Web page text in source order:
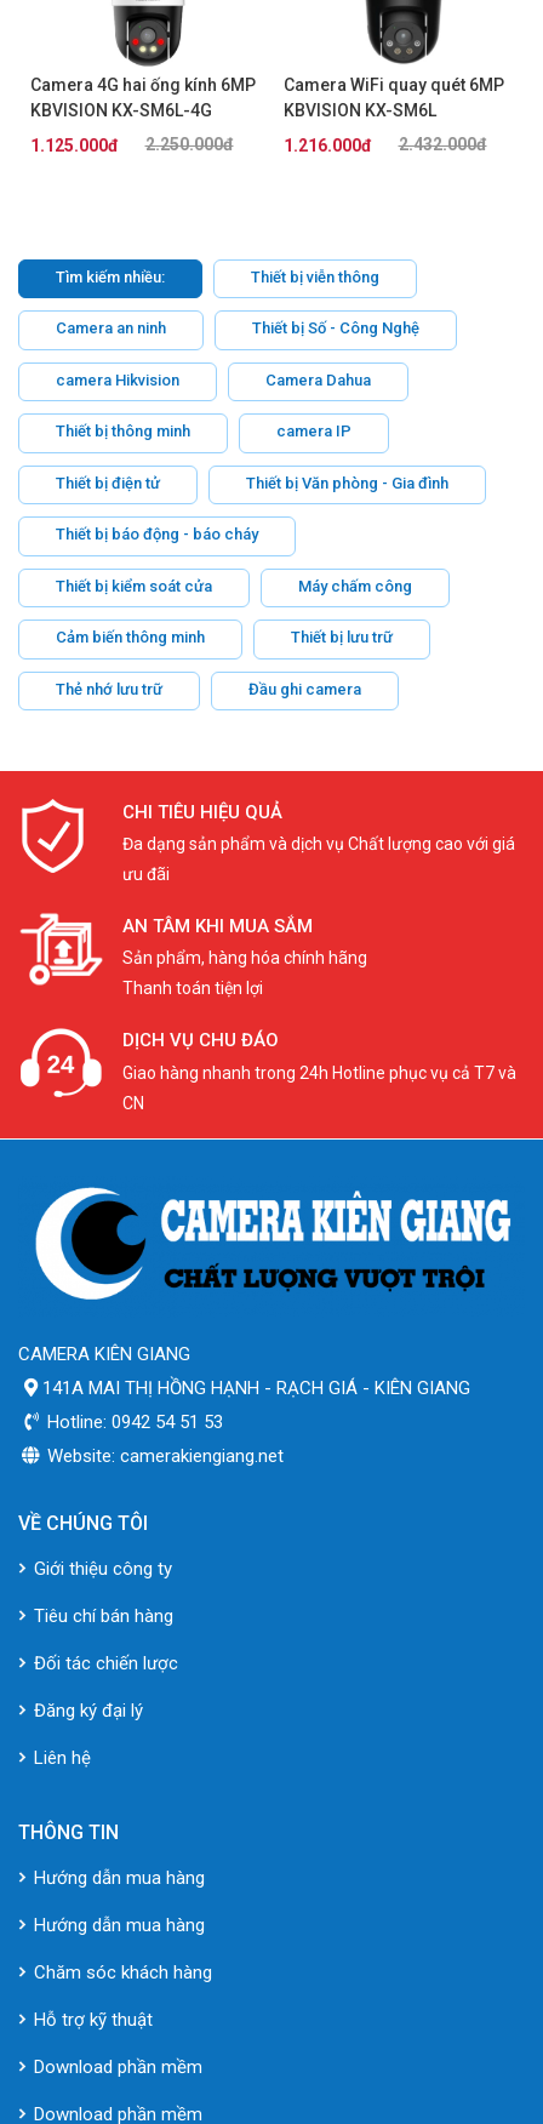
Camera 4G hai ống kính 6MP
KBVISION KX-SM6L-4G
2.250.000đ
1.125.000đ
Camera WiFi quay quét 6MP
KBVISION KX-SM6L
2.432.000đ
1.216.000đ
Tìm kiếm nhiều: Thiết bị viễn thông
Camera an ninh Thiết bị Số - Công Nghệ
camera Hikvision Camera Dahua
Thiết bị thông minh camera IP
Thiết bị điện tử Thiết bị Văn phòng - Gia đình
Thiết bị báo động - báo cháy
Thiết bị kiểm soát cửa Máy chấm công
Cảm biến thông minh Thiết bị lưu trữ
Thẻ nhớ lưu trữ Đầu ghi camera
CHI TIÊU HIỆU QUẢ
Đa dạng sản phẩm và dịch vụ Chất lượng cao với giá
ưu đãi
AN TÂM KHI MUA SẮM
Sản phẩm, hàng hóa chính hãng
Thanh toán tiện lợi
DỊCH VỤ CHU ĐÁO
Giao hàng nhanh trong 24h Hotline phục vụ cả T7 và
CN
CAMERA KIÊN GIANG
141A MAI THỊ HỒNG HẠNH - RẠCH GIÁ - KIÊN GIANG
Hotline: 0942 54 51 53
Website: camerakiengiang.net
VỀ CHÚNG TÔI
Giới thiệu công ty
Tiêu chí bán hàng
Đối tác chiến lược
Đăng ký đại lý
Liên hệ
THÔNG TIN
Hướng dẫn mua hàng
Hướng dẫn mua hàng
Chăm sóc khách hàng
Hỗ trợ kỹ thuật
Download phần mềm
Download phần mềm